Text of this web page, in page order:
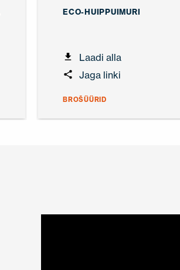
ECO-HUIPPUIMURI
Laadi alla
Jaga linki
BROŠÜÜRID